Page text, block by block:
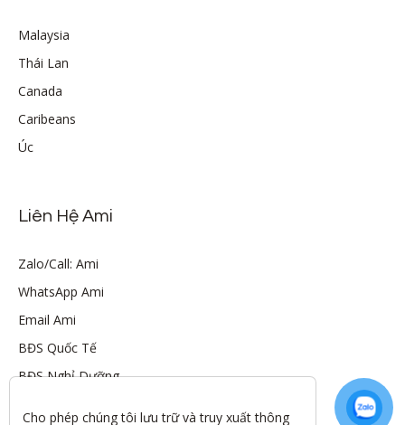
Malaysia
Thái Lan
Canada
Caribeans
Úc
Liên Hệ Ami
Zalo/Call: Ami
WhatsApp Ami
Email Ami
BĐS Quốc Tế
BĐS Nghỉ Dưỡng
Cho phép chúng tôi lưu trữ và truy xuất thông